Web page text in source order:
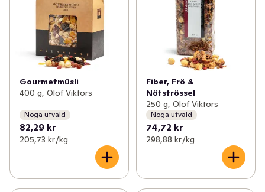
Gourmetmüsli
400 g, Olof Viktors
Noga utvald
82,29 kr
205,73 kr /kg
Fiber, Frö &
Nötströssel
250 g, Olof Viktors
Noga utvald
74,72 kr
298,88 kr /kg